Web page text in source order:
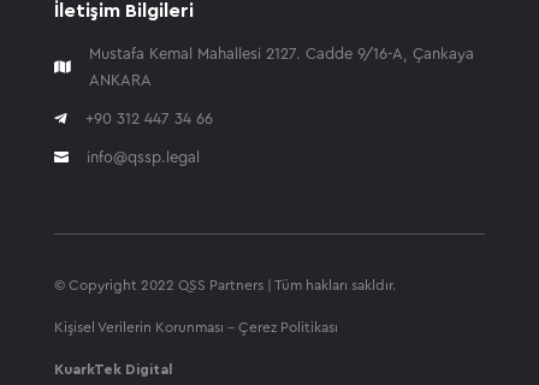
İletişim Bilgileri

Mustafa Kemal Mahallesi 2127. Cadde 9/16-A, Çankaya
ANKARA
 +90 312 447 34 66
 info@qssp.legal
© Copyright 2022 QSS Partners | Tüm hakları sakldır.
Kişisel Verilerin Korunması - Çerez Politikası
KuarkTek Digital